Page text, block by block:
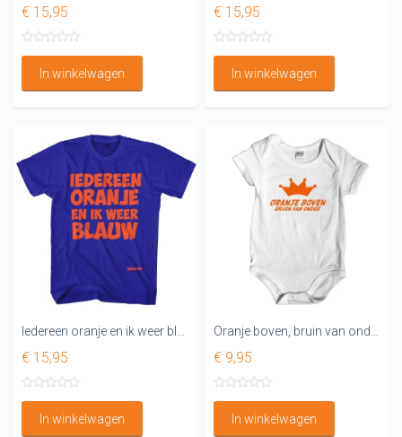
€ 15,95
In winkelwagen
€ 15,95
In winkelwagen
€ 15,95
In winkelwagen
€ 9,95
In winkelwagen